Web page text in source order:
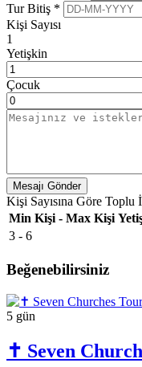
Tur Bitiş *
Kişi Sayısı
1
Yetişkin
Çocuk
Mesajı Gönder
Kişi Sayısına Göre Toplu
Min Kişi - Max Kişi
3 - 6
Beğenebilirsiniz
5 gün
✝️ Seven